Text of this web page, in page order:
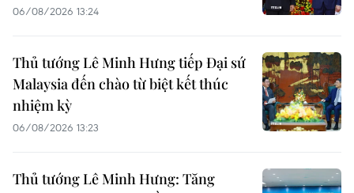
06/08/2026 13:24
Thủ tướng Lê Minh Hưng tiếp Đại sứ
Malaysia đến chào từ biệt kết thúc
nhiệm kỳ
06/08/2026 13:23
Thủ tướng Lê Minh Hưng: Tăng